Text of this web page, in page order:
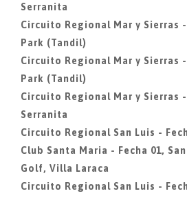
Serranita
Circuito Regional Mar y Sierras
Park (Tandil)
Circuito Regional Mar y Sierras
Park (Tandil)
Circuito Regional Mar y Sierras -
Serranita
Circuito Regional San Luis -
Club Santa Maria - Fecha 01,
Golf, Villa Laraca
Circuito Regional San Luis -